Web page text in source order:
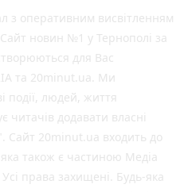
з оперативним висвітленням
Сайт новин №1 у Тернополі за
для Вас
та 20minut.ua. Ми
події, людей, життя
додавати власні
Сайт 20minut.ua входить до
також є частиною Медіа
права захищені. Будь-яка